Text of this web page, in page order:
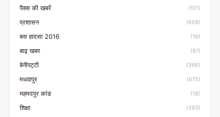
पैक्स की खबरें (101)
प्रशासन (659)
बस हादसा 2016 (16)
बाढ़ खबर (81)
बेनीपट्टी (366)
मधवापुर (675)
महमदपुर कांड (18)
शिक्षा (393)